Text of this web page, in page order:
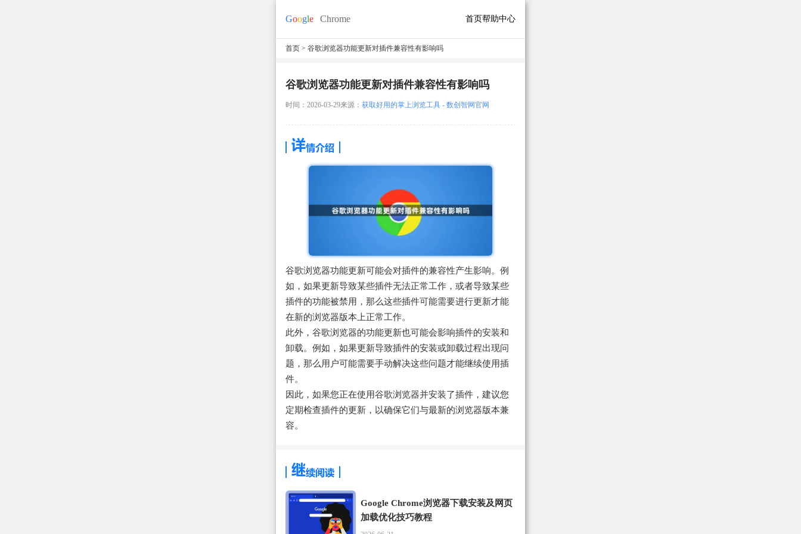
首页帮助中心
首页 > 谷歌浏览器功能更新对插件兼容性有影响吗
谷歌浏览器功能更新对插件兼容性有影响吗
时间：2026-03-29来源： 获取好用的掌上浏览工具 - 数创智网官网
谷歌浏览器功能更新可能会对插件的兼容性产生影响。例
如，如果更新导致某些插件无法正常工作，或者导致某些
插件的功能被禁用，那么这些插件可能需要进行更新才能
在新的浏览器版本上正常工作。
此外，谷歌浏览器的功能更新也可能会影响插件的安装和
卸载。例如，如果更新导致插件的安装或卸载过程出现问
题，那么用户可能需要手动解决这些问题才能继续使用插
件。
因此，如果您正在使用谷歌浏览器并安装了插件，建议您
定期检查插件的更新，以确保它们与最新的浏览器版本兼
容。
Google Chrome浏览器下载安装及网页
加载优化技巧教程